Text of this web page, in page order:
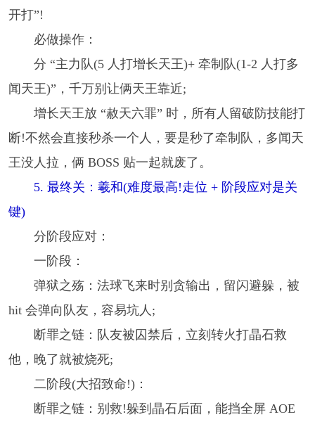
开打”!
必做操作：
分 “主力队(5 人打增长天王)+ 牵制队(1-2 人打多
闻天王)”，千万别让俩天王靠近;
增长天王放 “赦天六罪” 时，所有人留破防技能打
断!不然会直接秒杀一个人，要是秒了牵制队，多闻天
王没人拉，俩 BOSS 贴一起就废了。
5. 最终关：羲和(难度最高!走位 + 阶段应对是关
键)
分阶段应对：
一阶段：
弹狱之殇：法球飞来时别贪输出，留闪避躲，被
hit 会弹向队友，容易坑人;
断罪之链：队友被囚禁后，立刻转火打晶石救
他，晚了就被烧死;
二阶段(大招致命!)：
断罪之链：别救!躲到晶石后面，能挡全屏 AOE